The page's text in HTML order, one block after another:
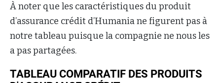
À noter que les caractéristiques du produit
d’assurance crédit d’Humania ne figurent pas à
notre tableau puisque la compagnie ne nous les
a pas partagées.